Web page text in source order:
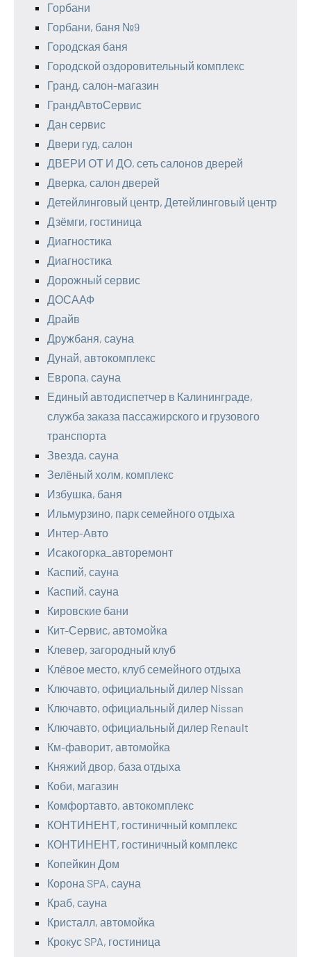
Горбани
Горбани, баня №9
Городская баня
Городской оздоровительный комплекс
Гранд, салон-магазин
ГрандАвтоСервис
Дан сервис
Двери гуд, салон
ДВЕРИ ОТ И ДО, сеть салонов дверей
Дверка, салон дверей
Детейлинговый центр, Детейлинговый центр
Дзёмги, гостиница
Диагностика
Диагностика
Дорожный сервис
ДОСААФ
Драйв
Дружбаня, сауна
Дунай, автокомплекс
Европа, сауна
Единый автодиспетчер в Калининграде,
служба заказа пассажирского и грузового
транспорта
Звезда, сауна
Зелёный холм, комплекс
Избушка, баня
Ильмурзино, парк семейного отдыха
Интер-Авто
Исакогорка_авторемонт
Каспий, сауна
Каспий, сауна
Кировские бани
Кит-Сервис, автомойка
Клевер, загородный клуб
Клёвое место, клуб семейного отдыха
Ключавто, официальный дилер Nissan
Ключавто, официальный дилер Nissan
Ключавто, официальный дилер Renault
Км-фаворит, автомойка
Княжий двор, база отдыха
Коби, магазин
Комфортавто, автокомплекс
КОНТИНЕНТ, гостиничный комплекс
КОНТИНЕНТ, гостиничный комплекс
Копейкин Дом
Корона SPA, сауна
Краб, сауна
Кристалл, автомойка
Крокус SPA, гостиница